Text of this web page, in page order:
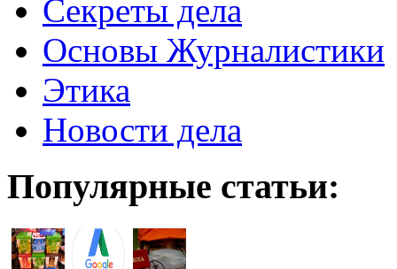
Секреты дела
Основы Журналистики
Этика
Новости дела
Популярные статьи: